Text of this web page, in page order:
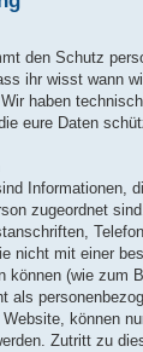
den Schutz
ihr wisst wann
haben
eure Daten
Informationen,
zugeordnet
nicht mit einer
können (wie zum
als
können
Zutritt zu